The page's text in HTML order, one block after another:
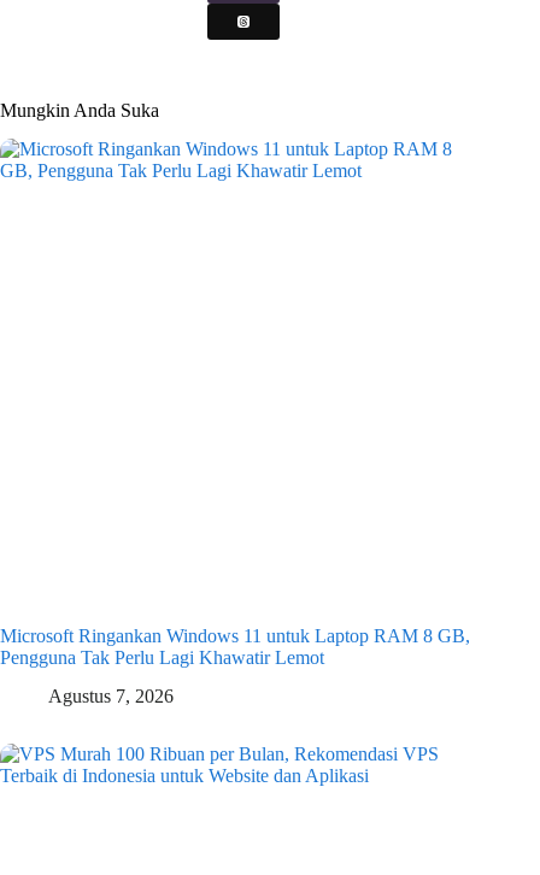
Mungkin Anda Suka
Microsoft Ringankan Windows 11 untuk Laptop RAM 8 GB,
Pengguna Tak Perlu Lagi Khawatir Lemot
Agustus 7, 2026